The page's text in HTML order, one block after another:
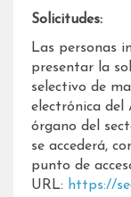
Solicitudes:
Las personas
presentar la
selectivo de
electrónica del
órgano del
se accederá,
punto de
URL: https://